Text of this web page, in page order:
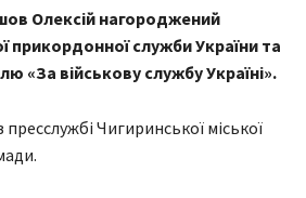
Олексій нагороджений
служби України та
«За військову службу Україні».
Чигиринської міської